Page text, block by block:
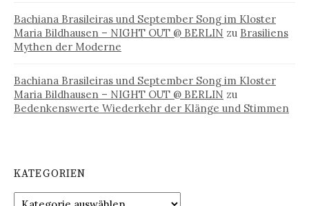
Bachiana Brasileiras und September Song im Kloster
Maria Bildhausen – NIGHT OUT @ BERLIN zu Brasiliens
Mythen der Moderne
Bachiana Brasileiras und September Song im Kloster
Maria Bildhausen – NIGHT OUT @ BERLIN zu
Bedenkenswerte Wiederkehr der Klänge und Stimmen
KATEGORIEN
Kategorien